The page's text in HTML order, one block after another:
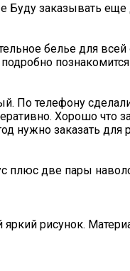
Буду заказывать
белье для
По телефону
Хорошо что
нужно заказать
плюс две пары
рисунок.